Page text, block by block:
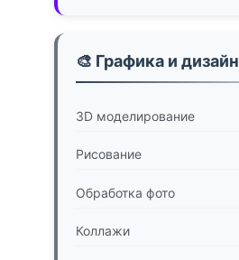
🎨 Графика и дизайн
3D моделирование
Рисование
Обработка фото
Коллажи